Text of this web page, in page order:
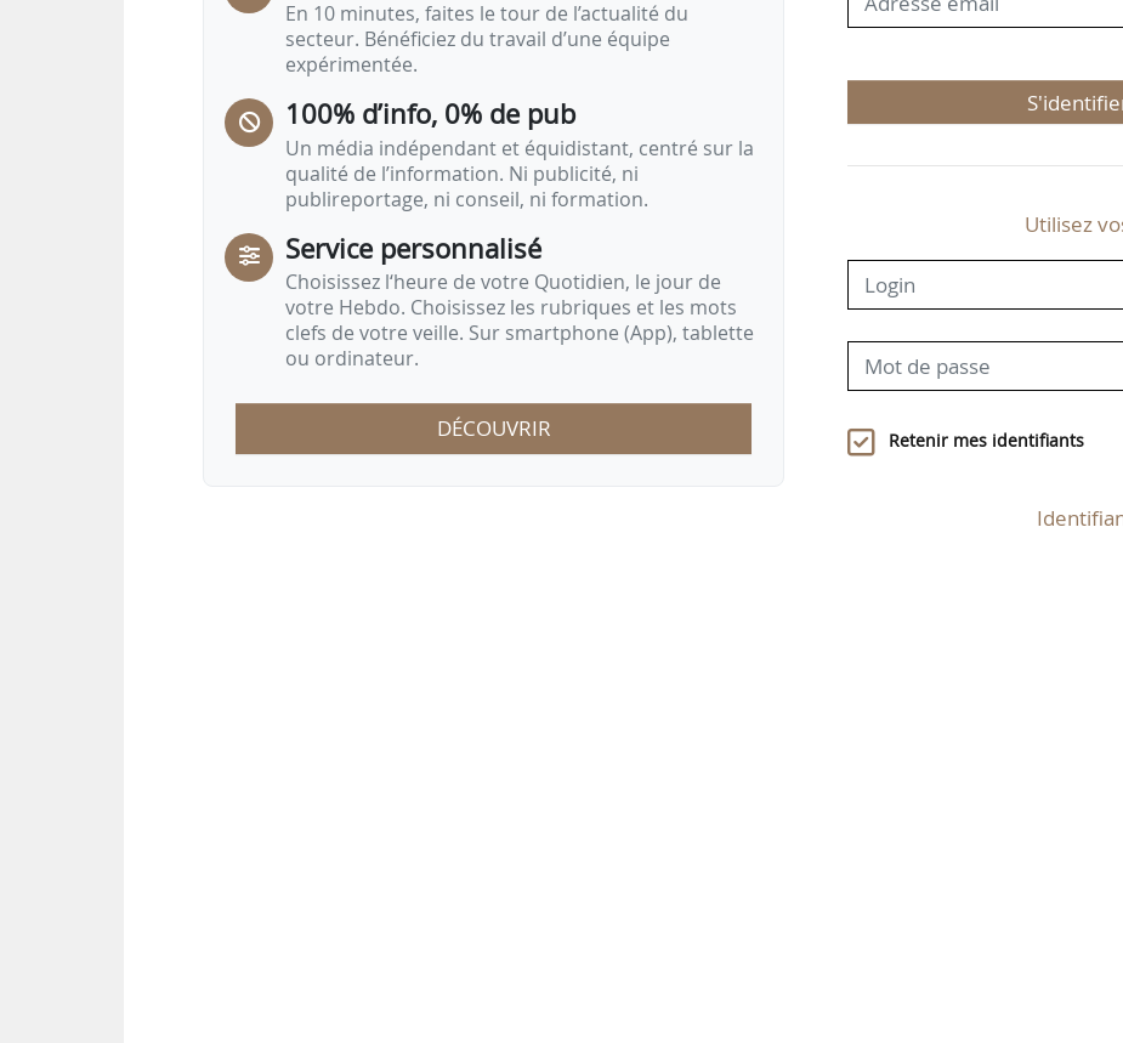
En 10 minutes, faites le tour de l’actualité du
secteur. Bénéficiez du travail d’une équipe
expérimentée.
100% d’info, 0% de pub
Un média indépendant et équidistant, centré sur la
qualité de l’information. Ni publicité, ni
publireportage, ni conseil, ni formation.
Service personnalisé
Choisissez l‘heure de votre Quotidien, le jour de
votre Hebdo. Choisissez les rubriques et les mots
clefs de votre veille. Sur smartphone (App), tablette
ou ordinateur.
DÉCOUVRIR
Utilisez
Retenir mes identifiants